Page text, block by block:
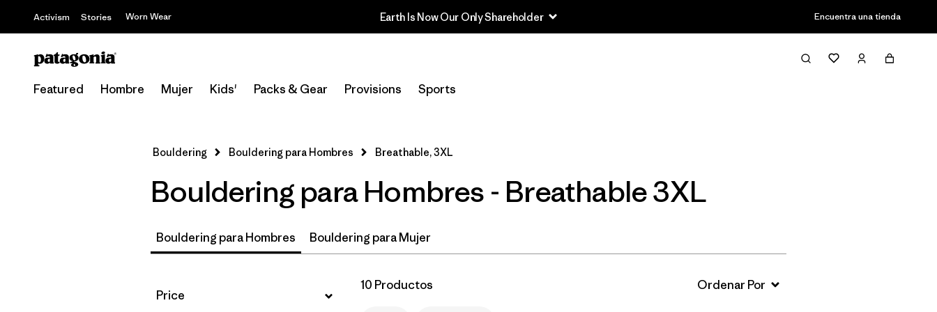
Activism Stories Worn Wear Earth Is Now Our Only Shareholder Encuentra una tienda
Featured Hombre Mujer Kids' Packs & Gear Provisions Sports
Filter & Sort
Filtrar por
Filtrar por
Materials & Fabric
Filtrar por
Sport
Bouldering Bouldering para Hombres Breathable, 3XL
Bouldering para Hombres - Breathable 3XL
Bouldering para Hombres Bouldering para Mujer
Filtrar por
Price
10 Productos